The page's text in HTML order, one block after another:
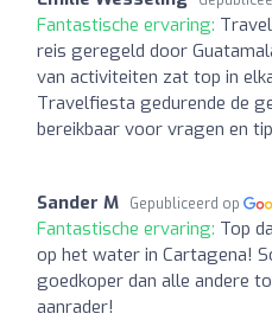
Fantastische ervaring:
reis geregeld door
van activiteiten zat top in
Travelfiesta gedurende de
bereikbaar voor vragen en
Sander M Gepubliceerd op
Fantastische ervaring: Top
op het water in Cartagena!
goedkoper dan alle andere
aanrader!